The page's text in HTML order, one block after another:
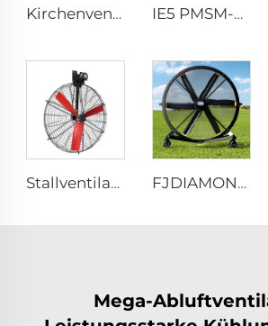
Kirchenventilator 24ft HVLS 7.3m Elektrischer Großindustrie Deckenventilator großes Lüftungssystem IE5 PMSM-Motor 47'' Hohe Qualität Wandmontage-Industriefans für Lagerhallen
Stallventilator, Rinderbequemlichkeit, Milchviehfarm-Lüftung, Kühlung, industrieller hängender Ventilator FJDIAMOND 1,5m 2m 80-Zoll Beweglicher Pedestalventilator WIFI Steuerung Ruhe Gym-Aluminium-Stehfußbodenlüftungsventilator
Mega-